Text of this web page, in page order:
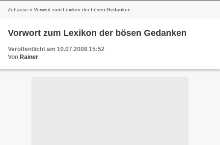
Zuhause » Vorwort zum Lexikon der bösen Gedanken
Vorwort zum Lexikon der bösen Gedanken
Veröffentlicht am 10.07.2008 15:52
Von Rainer